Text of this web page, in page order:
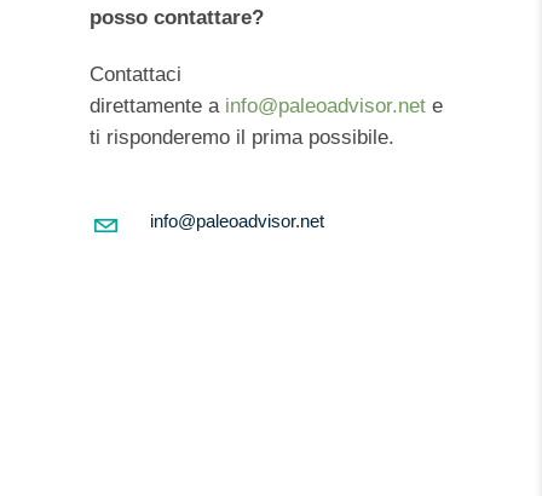
posso contattare?
Contattaci
direttamente a info@paleoadvisor.net e
ti risponderemo il prima possibile.
info@paleoadvisor.net